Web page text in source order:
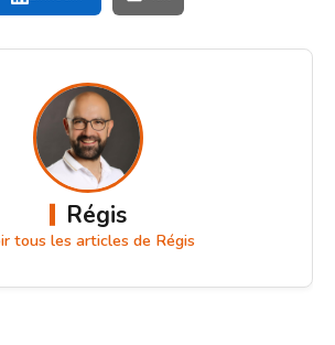
Régis
tous les articles de Régis